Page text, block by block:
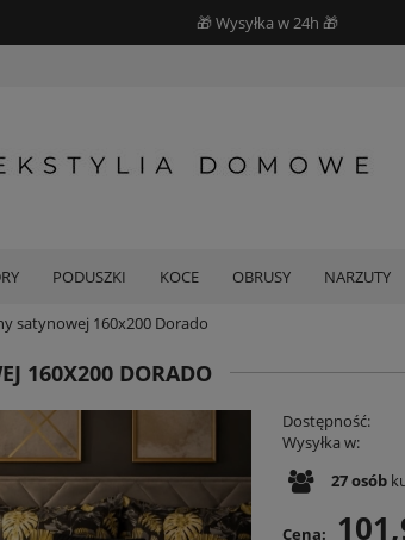
🎁 Wysyłka w 24h 🎁
PODUSZKI KOCE OBRUSY NARZUTY
satynowej 160x200 Dorado
160X200 DORADO
Dostępność:
Wysyłka w:
27osób
Cena: